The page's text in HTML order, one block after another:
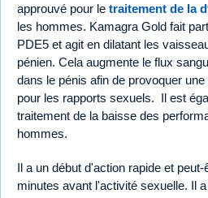
approuvé pour le traitement de la
les hommes. Kamagra Gold fait
PDE5 et agit en dilatant les
pénien. Cela augmente le flux
dans le pénis afin de provoquer
pour les rapports sexuels. Il est
traitement de la baisse des
hommes.
Il a un début d'action rapide et
minutes avant l'activité sexuelle. Il